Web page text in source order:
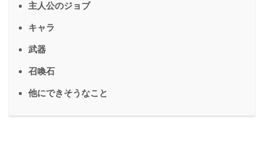
主人公のジョブ
キャラ
武器
召喚石
他にできそうなこと